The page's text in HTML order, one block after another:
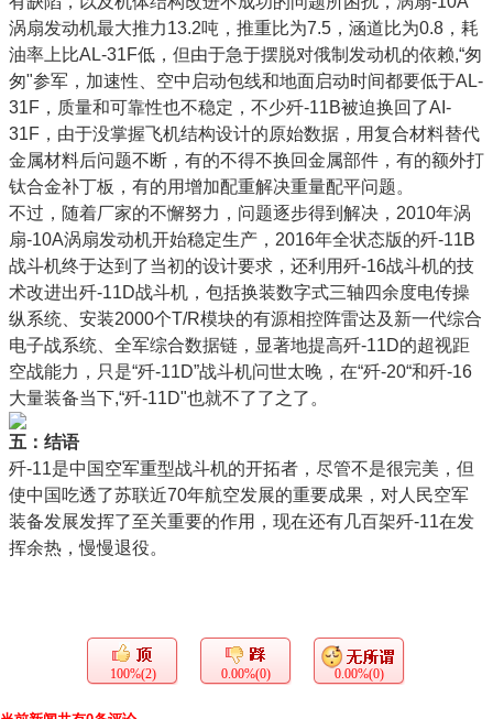
涡扇发动机最大推力13.2吨，推重比为7.5，涵道比为0.8，耗
油率上比AL-31F低，但由于急于摆脱对俄制发动机的依赖,“匆
匆"参军，加速性、空中启动包线和地面启动时间都要低于AL-
31F，质量和可靠性也不稳定，不少歼-11B被迫换回了AI-
31F，由于没掌握飞机结构设计的原始数据，用复合材料替代
金属材料后问题不断，有的不得不换回金属部件，有的额外打
钛合金补丁板，有的用增加配重解决重量配平问题。
不过，随着厂家的不懈努力，问题逐步得到解决，2010年涡
扇-10A涡扇发动机开始稳定生产，2016年全状态版的歼-11B
战斗机终于达到了当初的设计要求，还利用歼-16战斗机的技
术改进出歼-11D战斗机，包括换装数字式三轴四余度电传操
纵系统、安装2000个T/R模块的有源相控阵雷达及新一代综合
电子战系统、全军综合数据链，显著地提高歼-11D的超视距
空战能力，只是“歼-11D”战斗机问世太晚，在“歼-20“和歼-16
大量装备当下,“歼-11D"也就不了了之了。
五：结语
歼-11是中国空军重型战斗机的开拓者，尽管不是很完美，但
使中国吃透了苏联近70年航空发展的重要成果，对人民空军
装备发展发挥了至关重要的作用，现在还有几百架歼-11在发
挥余热，慢慢退役。
100%(2) 0.00%(0) 0.00%(0)